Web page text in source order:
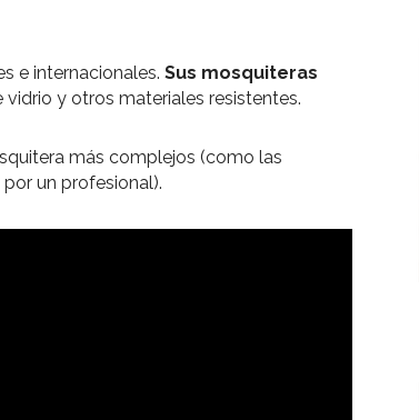
e internacionales. Sus mosquiteras
vidrio y otros materiales resistentes.
más complejos (como las
un profesional).